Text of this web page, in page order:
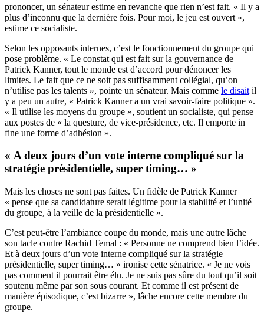
prononcer, un sénateur estime en revanche que rien n’est fait. « Il y a
plus d’inconnu que la dernière fois. Pour moi, le jeu est ouvert »,
estime ce socialiste.
Selon les opposants internes, c’est le fonctionnement du groupe qui
pose problème. « Le constat qui est fait sur la gouvernance de
Patrick Kanner, tout le monde est d’accord pour dénoncer les
limites. Le fait que ce ne soit pas suffisamment collégial, qu’on
n’utilise pas les talents », pointe un sénateur. Mais comme le disait il
y a peu un autre, « Patrick Kanner a un vrai savoir-faire politique ».
« Il utilise les moyens du groupe », soutient un socialiste, qui pense
aux postes de « la questure, de vice-présidence, etc. Il emporte in
fine une forme d’adhésion ».
« A deux jours d’un vote interne compliqué sur la
stratégie présidentielle, super timing… »
Mais les choses ne sont pas faites. Un fidèle de Patrick Kanner
« pense que sa candidature serait légitime pour la stabilité et l’unité
du groupe, à la veille de la présidentielle ».
C’est peut-être l’ambiance coupe du monde, mais une autre lâche
son tacle contre Rachid Temal : « Personne ne comprend bien l’idée.
Et à deux jours d’un vote interne compliqué sur la stratégie
présidentielle, super timing… » ironise cette sénatrice. « Je ne vois
pas comment il pourrait être élu. Je ne suis pas sûre du tout qu’il soit
soutenu même par son sous courant. Et comme il est présent de
manière épisodique, c’est bizarre », lâche encore cette membre du
groupe.